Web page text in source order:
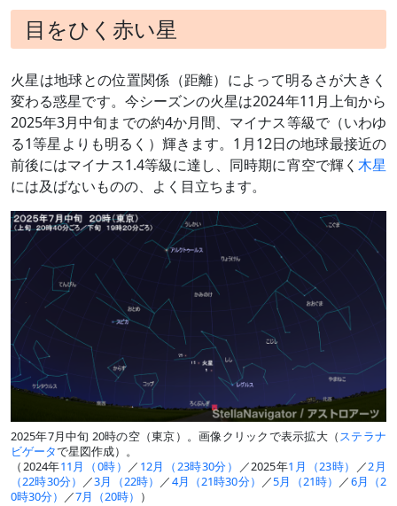
目をひく赤い星
火星は地球との位置関係（距離）によって明るさが大きく
変わる惑星です。今シーズンの火星は2024年11月上旬から
2025年3月中旬までの約4か月間、マイナス等級で（いわゆ
る1等星よりも明るく）輝きます。1月12日の地球最接近の
前後にはマイナス1.4等級に達し、同時期に宵空で輝く 木星
には及ばないものの、よく目立ちます。
2025年7月中旬 20時の空（東京）。画像クリックで表示拡大（ステラナ
ビゲータで星図作成）。
（2024年11月（0時） ／ 12月（23時30分） ／2025年1月（23時） ／2月
（22時30分） ／3月（22時） ／4月（21時30分） ／5月（21時） ／6月（2
0時30分） ／7月（20時） ）